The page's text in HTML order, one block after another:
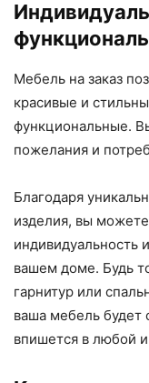
Мебель на заказ
красивые и
функциональные.
пожелания и
Благодаря
изделия, вы
индивидуальность
вашем доме. Будь
гарнитур или
ваша мебель будет
впишется в любой